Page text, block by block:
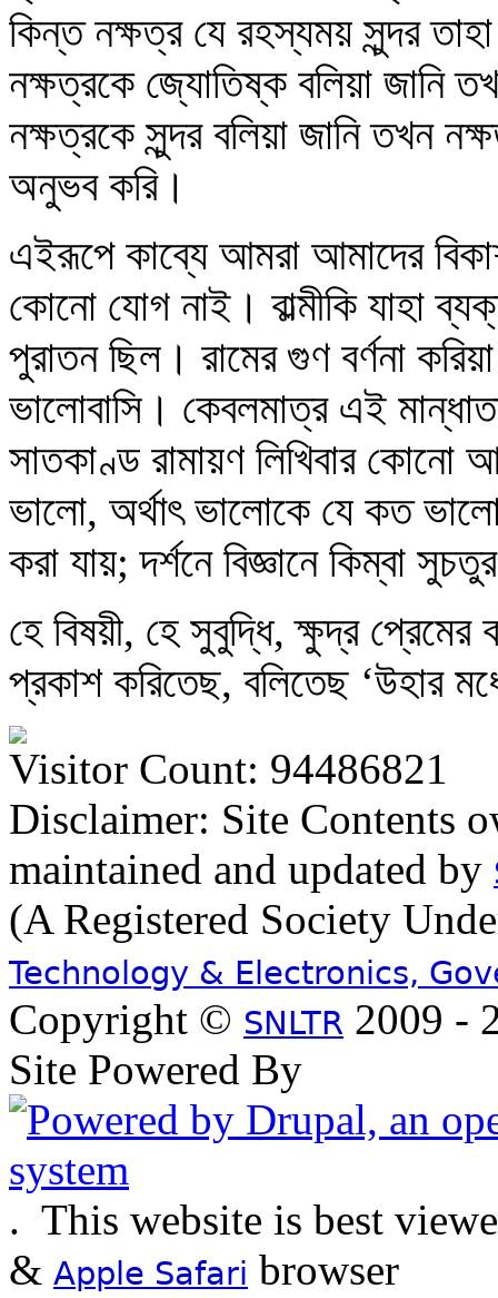
কিন্ত নক্ষত্র যে রহস্যময় সুন্দর
নক্ষত্রকে জ্যোতিষ্ক বলিয়া জানি
নক্ষত্রকে সুন্দর বলিয়া জানি তখন
অনুভব করি।
এইরূপে কাব্যে আমরা আমাদের
কোনো যোগ নাই। বাল্মীকি যাহা
পুরাতন ছিল। রামের গুণ বর্ণনা
ভালোবাসি। কেবলমাত্র এই
সাতকাণ্ড রামায়ণ লিখিবার
ভালো, অর্থাৎ ভালোকে যে কত
করা যায়; দর্শনে বিজ্ঞানে কিম্বা
হে বিষয়ী, হে সুবুদ্ধি, ক্ষুদ্র প্রেমের
প্রকাশ করিতেছ, বলিতেছ ‘উহার
Visitor Count: 94486821
Disclaimer: Site Contents
maintained and updated by
(A Registered Society
Technology & Electronics,
Copyright © SNLTR 2009 -
Site Powered By
. This website is best
& Apple Safari browser